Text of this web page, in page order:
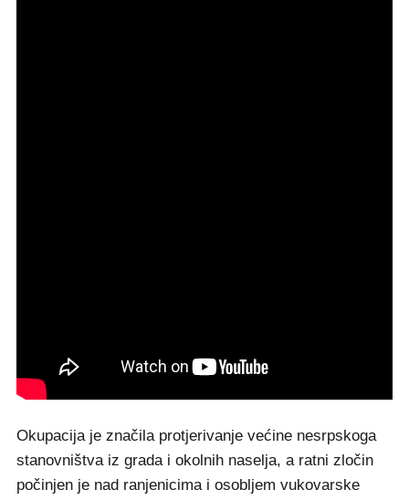
Okupacija je značila protjerivanje većine nesrpskoga
stanovništva iz grada i okolnih naselja, a ratni zločin
počinjen je nad ranjenicima i osobljem vukovarske